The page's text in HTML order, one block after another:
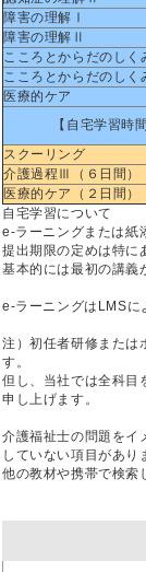
障害の理解Ⅰ
障害の理解Ⅱ
こころとからだのしく
こころとからだのしく
医療的ケア
【自宅学習時
スクーリング
介護過程Ⅲ（６日間）
医療的ケア（２日間）
自宅学習について
e-ラーニングまたは紙
提出期限の定めは特に
基本的には最初の講義
e-ラーニングはLMSに
注）初任者研修また
す。
但し、当社では全科目
申し上げます。
介護福祉士の問題をイ
していない項目があり
他の教材や携帯で検索